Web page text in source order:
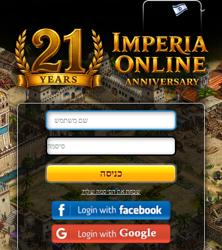
שכחת את הסיסמה שלך?